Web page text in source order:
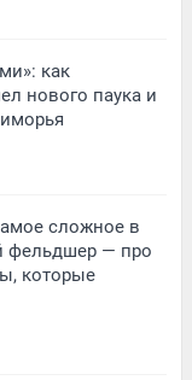
как
нового паука и
сложное в
фельдшер — про
которые